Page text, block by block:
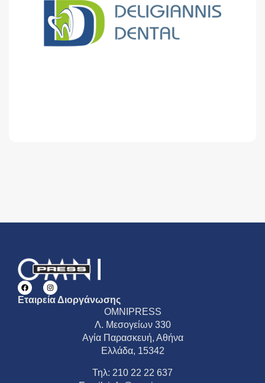
Εταιρεία Διοργάνωσης
OMNIPRESS
Λ. Μεσογείων 330
Αγία Παρασκευή, Αθήνα
Ελλάδα, 15342
Τηλ: 210 22 22 637